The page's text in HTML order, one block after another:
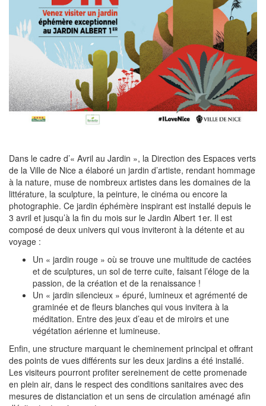
Dans le cadre d’« Avril au Jardin », la Direction des Espaces verts
de la Ville de Nice a élaboré un jardin d’artiste, rendant hommage
à la nature, muse de nombreux artistes dans les domaines de la
littérature, la sculpture, la peinture, le cinéma ou encore la
photographie. Ce jardin éphémère inspirant est installé depuis le
3 avril et jusqu’à la fin du mois sur le Jardin Albert 1er. Il est
composé de deux univers qui vous inviteront à la détente et au
voyage :
Un « jardin rouge » où se trouve une multitude de cactées
et de sculptures, un sol de terre cuite, faisant l’éloge de la
passion, de la création et de la renaissance !
Un « jardin silencieux » épuré, lumineux et agrémenté de
graminée et de fleurs blanches qui vous invitera à la
méditation. Entre des jeux d’eau et de miroirs et une
végétation aérienne et lumineuse.
Enfin, une structure marquant le cheminement principal et offrant
des points de vues différents sur les deux jardins a été installé.
Les visiteurs pourront profiter sereinement de cette promenade
en plein air, dans le respect des conditions sanitaires avec des
mesures de distanciation et un sens de circulation aménagé afin